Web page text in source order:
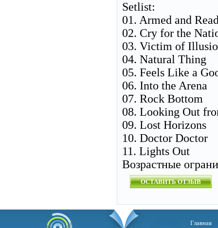
Setlist:
01. Armed and
02. Cry for the
03. Victim of
04. Natural Thing
05. Feels Like a
06. Into the Arena
07. Rock Bottom
08. Looking Out
09. Lost Horizons
10. Doctor Doctor
11. Lights Out
Возрастные
ОСТАВИТЬ ОТЗЫВ
Главная